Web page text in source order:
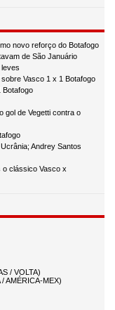
novo reforço do Botafogo
de São Januário
Vasco 1 x 1 Botafogo
Botafogo
gol de Vegetti contra o
Andrey Santos
o clássico Vasco x